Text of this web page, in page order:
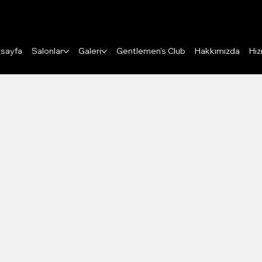
Salonlar Galeri Gentlemen's Club Hakkımızda